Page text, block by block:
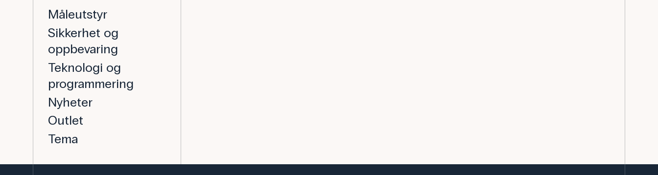
Måleutstyr
Sikkerhet og
oppbevaring
Teknologi og
programmering
Nyheter
Outlet
Tema